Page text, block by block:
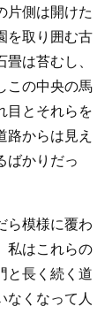
片側は開けた
を取り囲む古
は苔むし、
この中央の馬
目とそれらを
路からは見え
ばかりだっ
ら模様に覆わ
私はこれらの
と長く続く道
なくなって人